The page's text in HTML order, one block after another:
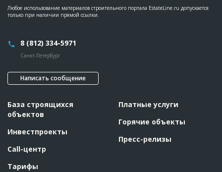
Любое использование материалов строительного портала EstateLine.ru допускается
только при наличии прямой ссылки.
8 (812) 334-5971
Санкт-Петербург
Написать сообщение
База строящихся
объектов
Инвестпроекты
Call-центр
Тарифы
Платные услуги
Горячие объекты
Пресс-релизы